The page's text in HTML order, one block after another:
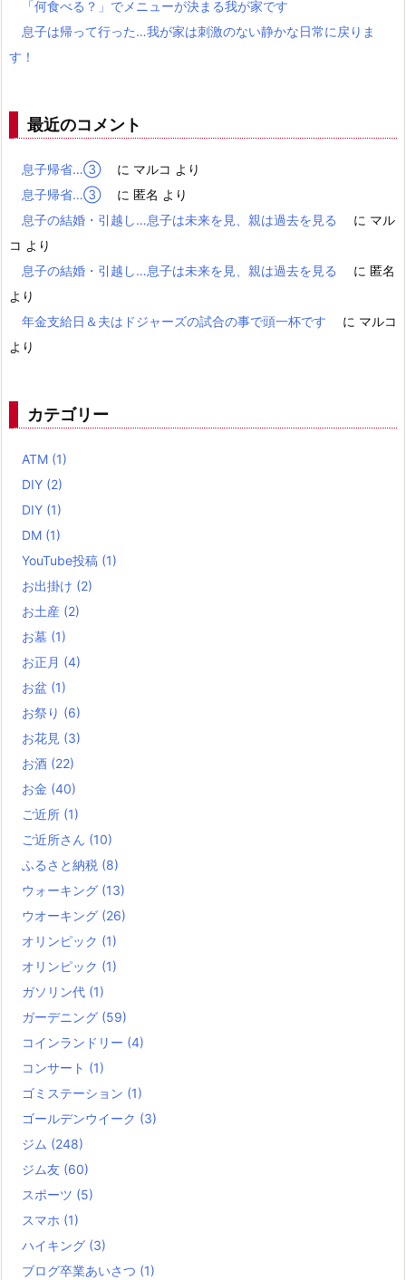
「何食べる？」でメニューが決まる我が家です
息子は帰って行った…我が家は刺激のない静かな日常に戻りま
す！
最近のコメント
息子帰省…③ に マルコ より
息子帰省…③
に 匿名 より
息子の結婚・引越し…息子は未来を見、親は過去を見る
に マル
コ より
息子の結婚・引越し…息子は未来を見、親は過去を見る
に 匿名
より
年金支給日＆夫はドジャーズの試合の事で頭一杯です
に マルコ
より
カテゴリー
ATM (1)
DIY (2)
DIY (1)
DM (1)
YouTube投稿 (1)
お出掛け (2)
お土産 (2)
お墓 (1)
お正月 (4)
お盆 (1)
お祭り (6)
お花見 (3)
お酒 (22)
お金 (40)
ご近所 (1)
ご近所さん (10)
ふるさと納税 (8)
ウォーキング (13)
ウオーキング (26)
オリンピック (1)
オリンピック (1)
ガソリン代 (1)
ガーデニング (59)
コインランドリー (4)
コンサート (1)
ゴミステーション (1)
ゴールデンウイーク (3)
ジム (248)
ジム友 (60)
スポーツ (5)
スマホ (1)
ハイキング (3)
ブログ卒業あいさつ (1)